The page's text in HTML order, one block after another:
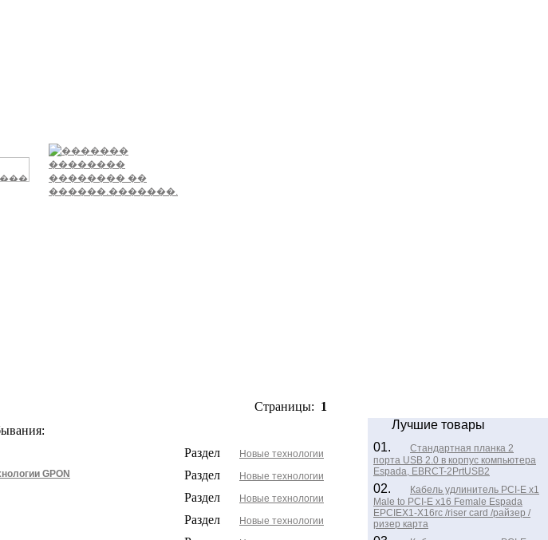
Страницы: 1
Раздел
Новые технологии
GPON
Раздел
Новые технологии
Раздел
Новые технологии
Раздел
Новые технологии
Лучшие товары
01.
Стандартная планка 2
порта USB 2.0 в корпус компьютера
Espada, EBRCT-2PrtUSB2
02.
Кабель удлинитель PCI-E x1
Male to PCI-E x16 Female Espada
EPCIEX1-X16rc /riser card /райзер /
ризер карта